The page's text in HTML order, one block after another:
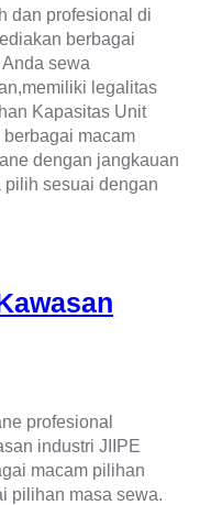
dan profesional di
berbagai
sewa
legalitas
Kapasitas Unit
macam
dengan jangkauan
pilih sesuai dengan
profesional
industri JIIPE
macam pilihan
pilihan masa sewa.